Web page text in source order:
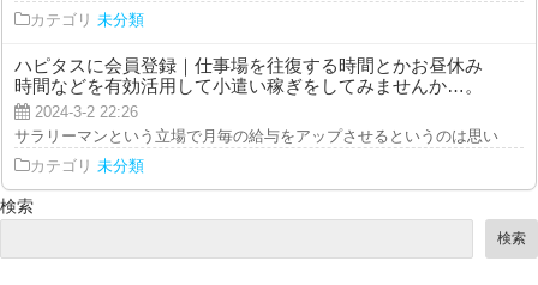
カテゴリ 未分類
ハピタスに会員登録｜仕事場を往復する時間とかお昼休み
時間などを有効活用して小遣い稼ぎをしてみませんか…。
2024-3-2 22:26
サラリーマンという立場で月毎の給与をアップさせるというのは思いのほ
カテゴリ 未分類
検索
検索